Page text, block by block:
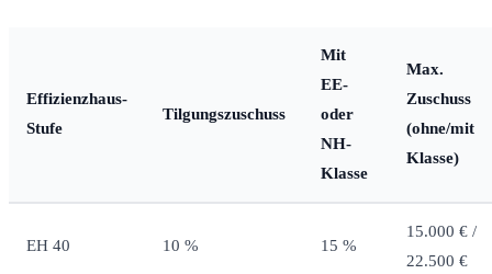
Effizienzhaus-
Stufe
Tilgungszuschuss
Mit
EE-
oder
NH-
Klasse
Max.
Zuschuss
(ohne/mit
Klasse)
EH 40 10 % 15 %
15.000 € /
22.500 €